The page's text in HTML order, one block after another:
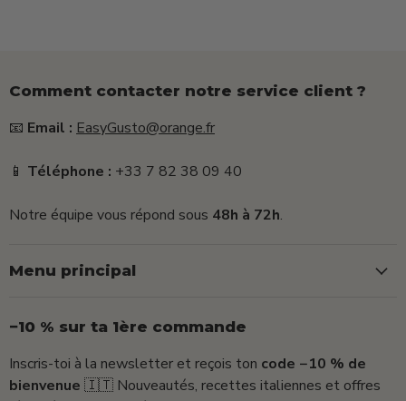
Comment contacter notre service client ?
📧 Email : EasyGusto@orange.fr
📱 Téléphone : +33 7 82 38 09 40
Notre équipe vous répond sous 48h à 72h.
Menu principal
−10 % sur ta 1ère commande
Inscris-toi à la newsletter et reçois ton code −10 % de
bienvenue 🇮🇹 Nouveautés, recettes italiennes et offres